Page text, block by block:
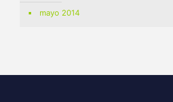
mayo 2014